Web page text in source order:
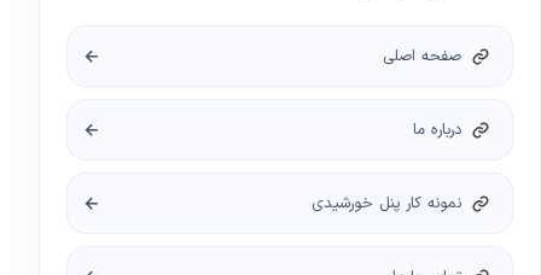
صفحه اصلی
درباره ما
نمونه کار پنل خورشیدی